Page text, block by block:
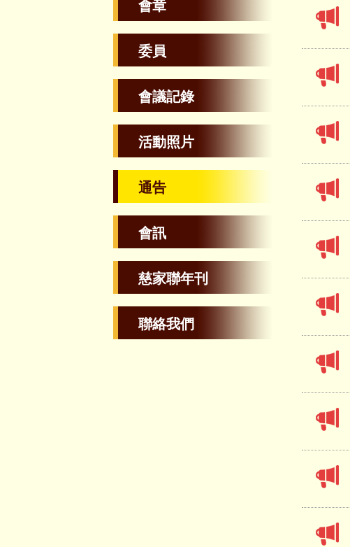
會章
委員
會議記錄
活動照片
通告
會訊
慈家聯年刊
聯絡我們